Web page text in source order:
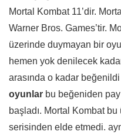
Mortal Kombat 11’dir.
Warner Bros. Games’tir.
üzerinde duymayan bir
hemen yok denilecek
arasında o kadar
oyunlar bu beğeniden
başladı. Mortal Kombat
serisinden elde etmedi.